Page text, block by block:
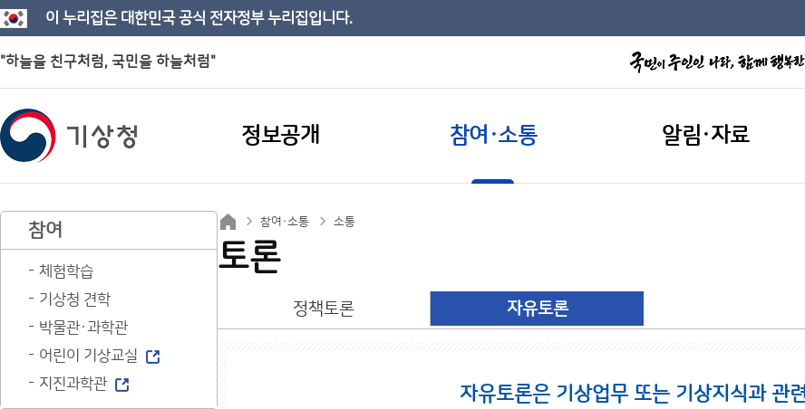
이 누리집은 대한민국 공식 전자정부 누리집입니다.
"하늘을 친구처럼, 국민을 하늘처럼"
정보공개 참여·소통 알림·자료
참여
체험학습
기상청 견학
박물관·과학관
어린이 기상교실
지진과학관
참여·소통 소통
토론
정책토론 자유토론
자유토론은 기상업무 또는 기상지식과 관